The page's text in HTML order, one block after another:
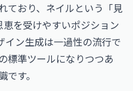
ており、ネイルという「見
を受けやすいポジション
イン生成は一過性の流行で
標準ツールになりつつあ
す。